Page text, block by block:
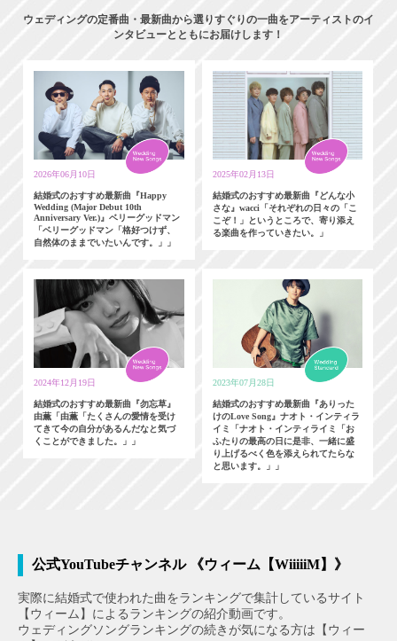
ウェディングの定番曲・最新曲から選りすぐりの一曲をアーティストのイ
ンタビューとともにお届けします！
2026年06月10日
結婚式のおすすめ最新曲『Happy
Wedding (Major Debut 10th
Anniversary Ver.)』ベリーグッドマン
「ベリーグッドマン「格好つけず、
自然体のままでいたいんです。」」
2025年02月13日
結婚式のおすすめ最新曲『どんな小
さな』wacci「それぞれの日々の「こ
こぞ！」というところで、寄り添え
る楽曲を作っていきたい。」
2024年12月19日
結婚式のおすすめ最新曲『勿忘草』
由薫「由薫「たくさんの愛情を受け
てきて今の自分があるんだなと気づ
くことができました。」」
2023年07月28日
結婚式のおすすめ最新曲『ありった
けのLove Song』ナオト・インティラ
イミ「ナオト・インティライミ「お
ふたりの最高の日に是非、一緒に盛
り上げるべく色を添えられてたらな
と思います。」」
公式YouTubeチャンネル 《ウィーム【WiiiiiM】》
実際に結婚式で使われた曲をランキングで集計しているサイト
【ウィーム】によるランキングの紹介動画です。
ウェディングソングランキングの続きが気になる方は【ウィー